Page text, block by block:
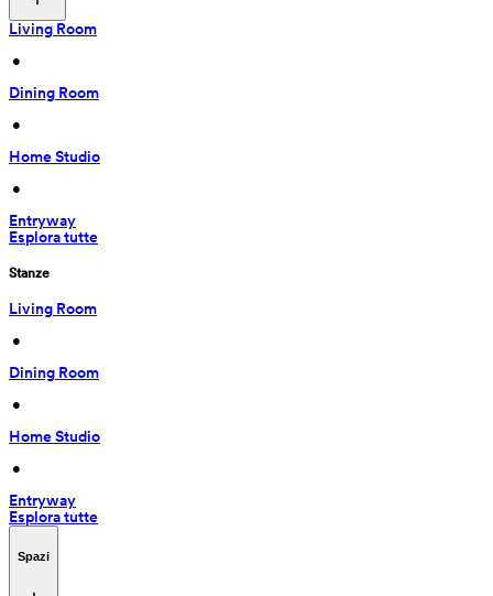
Living Room
•
Dining Room
•
Home Studio
•
Entryway
Esplora tutte
Stanze
Living Room
•
Dining Room
•
Home Studio
•
Entryway
Esplora tutte
Spazi